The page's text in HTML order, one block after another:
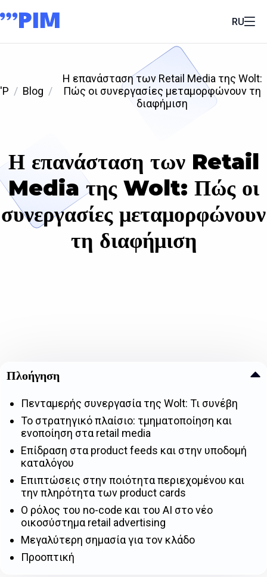
RU
'P Blog
Η επανάσταση των Retail Media της Wolt:
Πώς οι συνεργασίες μεταμορφώνουν τη
διαφήμιση
Η επανάσταση των Retail
Media της Wolt: Πώς οι
συνεργασίες μεταμορφώνουν
τη διαφήμιση
Πλοήγηση
Πενταμερής συνεργασία της Wolt: Τι συνέβη
Το στρατηγικό πλαίσιο: τμηματοποίηση και
ενοποίηση στα retail media
Επίδραση στα product feeds και στην υποδομή
καταλόγου
Επιπτώσεις στην ποιότητα περιεχομένου και
την πληρότητα των product cards
Ο ρόλος του no-code και του AI στο νέο
οικοσύστημα retail advertising
Μεγαλύτερη σημασία για τον κλάδο
Προοπτική